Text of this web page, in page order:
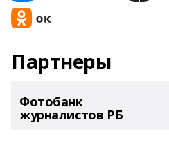
Партнеры
Фотобанк
журналистов РБ